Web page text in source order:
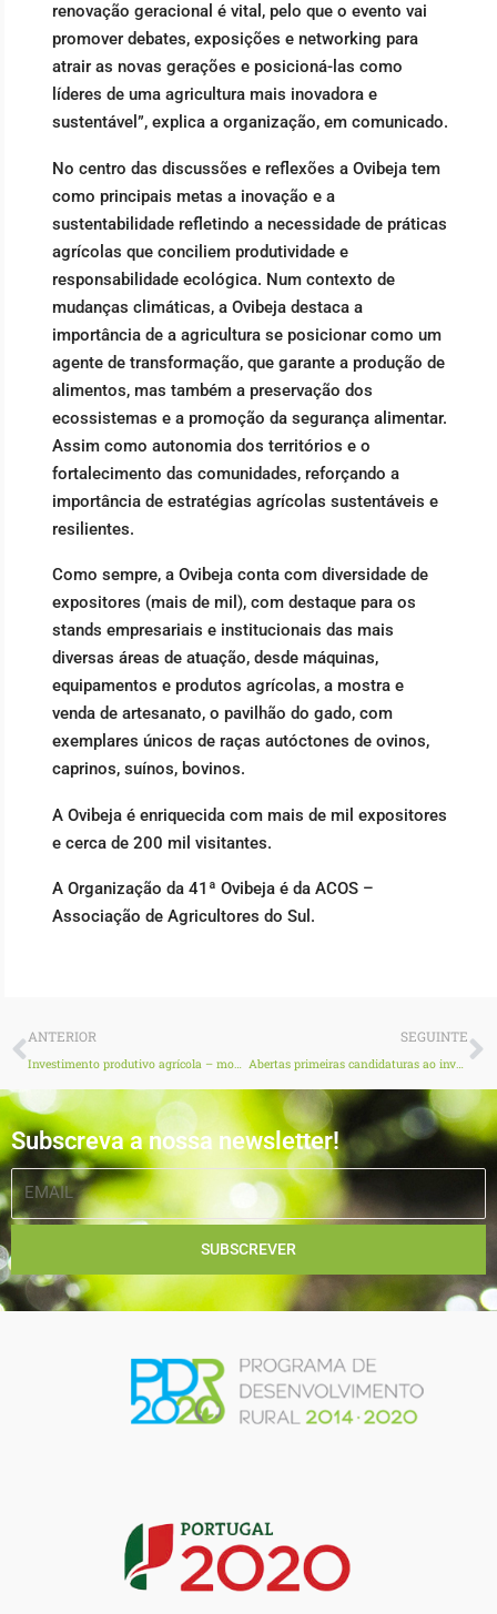
renovação geracional é vital, pelo que o evento vai
promover debates, exposições e networking para
atrair as novas gerações e posicioná-las como
líderes de uma agricultura mais inovadora e
sustentável”, explica a organização, em comunicado.
No centro das discussões e reflexões a Ovibeja tem
como principais metas a inovação e a
sustentabilidade refletindo a necessidade de práticas
agrícolas que conciliem produtividade e
responsabilidade ecológica. Num contexto de
mudanças climáticas, a Ovibeja destaca a
importância de a agricultura se posicionar como um
agente de transformação, que garante a produção de
alimentos, mas também a preservação dos
ecossistemas e a promoção da segurança alimentar.
Assim como autonomia dos territórios e o
fortalecimento das comunidades, reforçando a
importância de estratégias agrícolas sustentáveis e
resilientes.
Como sempre, a Ovibeja conta com diversidade de
expositores (mais de mil), com destaque para os
stands empresariais e institucionais das mais
diversas áreas de atuação, desde máquinas,
equipamentos e produtos agrícolas, a mostra e
venda de artesanato, o pavilhão do gado, com
exemplares únicos de raças autóctones de ovinos,
caprinos, suínos, bovinos.
A Ovibeja é enriquecida com mais de mil expositores
e cerca de 200 mil visitantes.
A Organização da 41ª Ovibeja é da ACOS –
Associação de Agricultores do Sul.
Prev
ANTERIOR
Investimento produtivo agrícola – modernização: estufas metálicas de paredes retas (1.º Concurso)
SEGUINTE
Abertas primeiras candidaturas ao investimento na Bioeconomia
Subscreva a nossa newsletter!
EMAIL
SUBSCREVER